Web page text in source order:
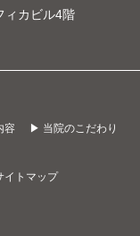
ィカビル4階
容
▶ 当院のこだわり
イトマップ